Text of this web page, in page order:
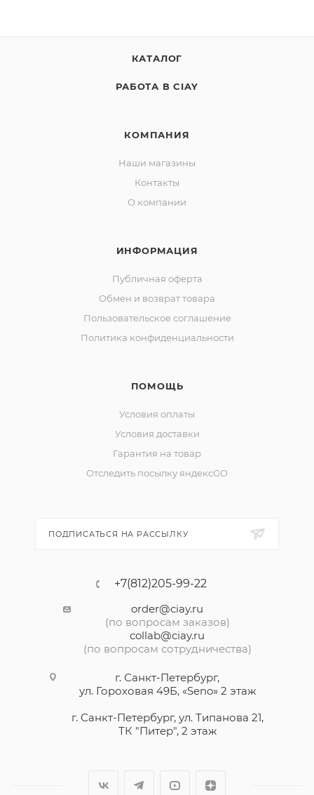
КАТАЛОГ
РАБОТА В CIAY
КОМПАНИЯ
Наши магазины
Контакты
О компании
ИНФОРМАЦИЯ
Публичная оферта
Обмен и возврат товара
Пользовательское соглашение
Политика конфиденциальности
ПОМОЩЬ
Условия оплаты
Условия доставки
Гарантия на товар
Отследить посылку яндексGO
ПОДПИСАТЬСЯ НА РАССЫЛКУ
+7(812)205-99-22
order@ciay.ru
(по вопросам заказов)
collab@ciay.ru
(по вопросам сотрудничества)
г. Санкт-Петербург,
ул. Гороховая 49Б, «Seno» 2 этаж
г. Санкт-Петербург, ул. Типанова 21,
ТК "Питер", 2 этаж